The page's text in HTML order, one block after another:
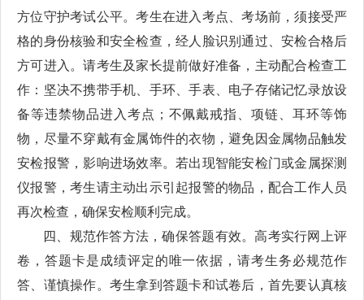
方位守护考试公平。考生在进入考点、考场前，须接受严
格的身份核验和安全检查，经人脸识别通过、安检合格后
方可进入。请考生及家长提前做好准备，主动配合检查工
作：坚决不携带手机、手环、手表、电子存储记忆录放设
备等违禁物品进入考点；不佩戴戒指、项链、耳环等饰
物，尽量不穿戴有金属饰件的衣物，避免因金属物品触发
安检报警，影响进场效率。若出现智能安检门或金属探测
仪报警，考生请主动出示引起报警的物品，配合工作人员
再次检查，确保安检顺利完成。
四、规范作答方法，确保答题有效。高考实行网上评
卷，答题卡是成绩评定的唯一依据，请考生务必规范作
答、谨慎操作。考生拿到答题卡和试卷后，首先要认真核